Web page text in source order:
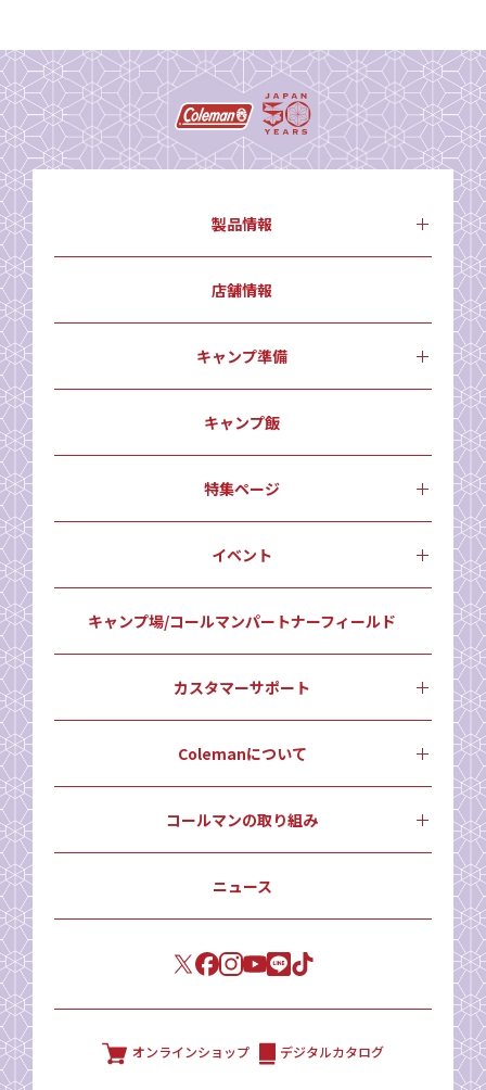
製品情報
店舗情報
キャンプ準備
キャンプ飯
特集ページ
イベント
キャンプ場/コールマンパートナーフィールド
カスタマーサポート
Colemanについて
コールマンの取り組み
ニュース
オンラインショップ デジタルカタログ